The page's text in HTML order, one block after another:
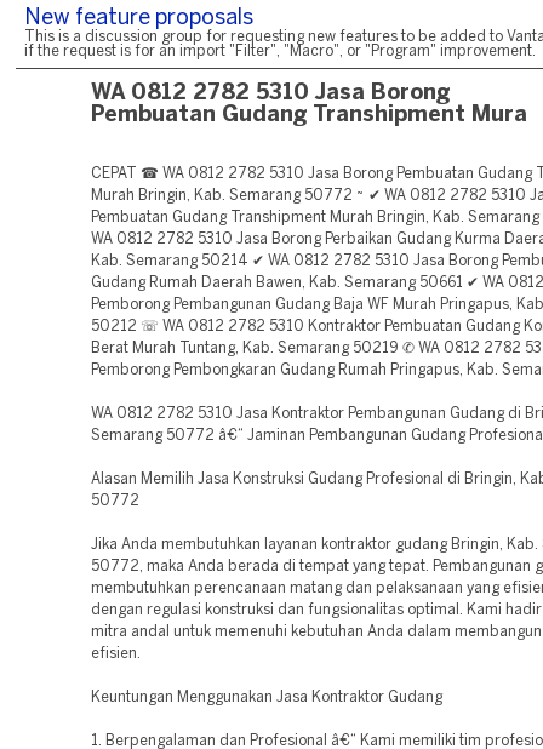
New feature proposals
This is a discussion group for requesting new features to be added to
if the request is for an import "Filter", "Macro", or "Program" improvement.
WA 0812 2782 5310 Jasa Borong
Pembuatan Gudang Transhipment Mura
CEPAT ☎ WA 0812 2782 5310 Jasa Borong Pembuatan Gudang
Murah Bringin, Kab. Semarang 50772 ~ ✔ WA 0812 2782 5310
Pembuatan Gudang Transhipment Murah Bringin, Kab.
WA 0812 2782 5310 Jasa Borong Perbaikan Gudang Kurma
Kab. Semarang 50214 ✔ WA 0812 2782 5310 Jasa Borong
Gudang Rumah Daerah Bawen, Kab. Semarang 50661 ✔ WA
Pemborong Pembangunan Gudang Baja WF Murah Pringapus,
50212 ☏ WA 0812 2782 5310 Kontraktor Pembuatan Gudang
Berat Murah Tuntang, Kab. Semarang 50219 ✆ WA 0812 2782
Pemborong Pembongkaran Gudang Rumah Pringapus, Kab.
WA 0812 2782 5310 Jasa Kontraktor Pembangunan Gudang di
Semarang 50772 â€“ Jaminan Pembangunan Gudang
Alasan Memilih Jasa Konstruksi Gudang Profesional di Bringin,
50772
Jika Anda membutuhkan layanan kontraktor gudang Bringin, Kab.
50772, maka Anda berada di tempat yang tepat. Pembangunan
membutuhkan perencanaan matang dan pelaksanaan yang
dengan regulasi konstruksi dan fungsionalitas optimal. Kami
mitra andal untuk memenuhi kebutuhan Anda dalam
efisien.
Keuntungan Menggunakan Jasa Kontraktor Gudang
1. Berpengalaman dan Profesional â€“ Kami memiliki tim